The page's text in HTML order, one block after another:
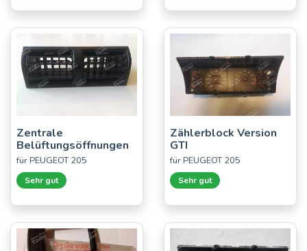
Zentrale
Belüftungsöffnungen
für PEUGEOT 205
Sehr gut
Zählerblock Version
GTI
für PEUGEOT 205
Sehr gut